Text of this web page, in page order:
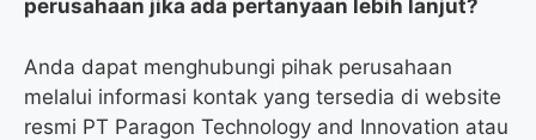
perusahaan jika ada pertanyaan lebih lanjut?
Anda dapat menghubungi pihak perusahaan
melalui informasi kontak yang tersedia di website
resmi PT Paragon Technology and Innovation atau